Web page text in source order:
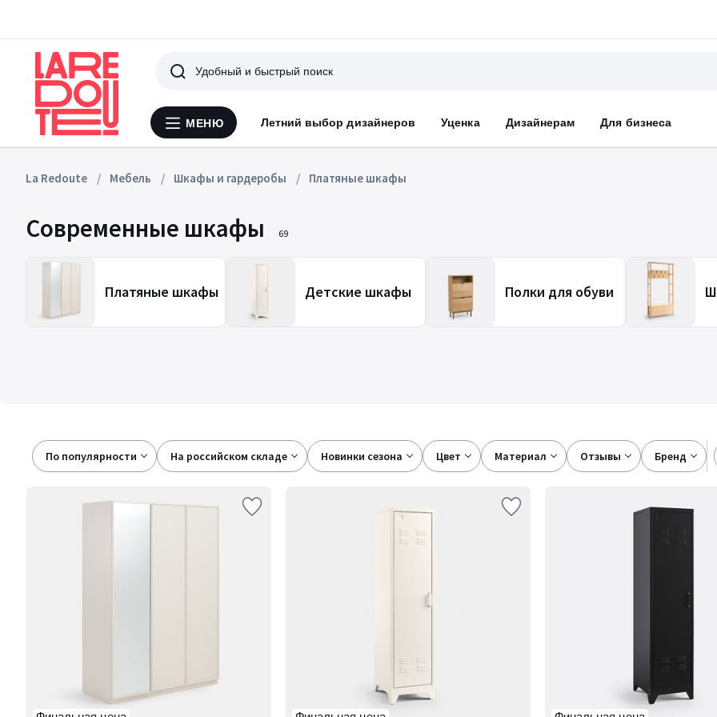
Меню
МЕНЮ Летний выбор дизайнеров Уценка Дизайнерам Для бизнеса
Поиск
La Redoute Мебель Шкафы и гардеробы Платяные шкафы
Современные шкафы 69
Платяные шкафы Детские шкафы Полки для обуви
По популярности
на российском складе новинки сезона цвет материал отзывы бренд